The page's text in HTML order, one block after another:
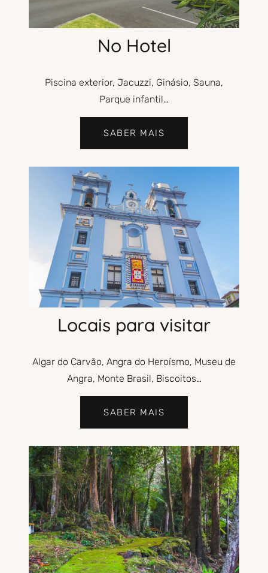
No Hotel
Piscina exterior, Jacuzzi, Ginásio, Sauna,
Parque infantil…
SABER MAIS
Locais para visitar
Algar do Carvão, Angra do Heroísmo, Museu de
Angra, Monte Brasil, Biscoitos…
SABER MAIS